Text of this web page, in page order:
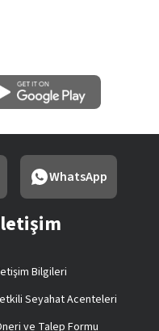
WhatsApp
Bilgileri
Seyahat Acenteleri
ve Talep Formu